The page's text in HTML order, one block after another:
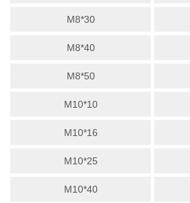
M8*30
M8*40
M8*50
M10*10
M10*16
M10*25
M10*40